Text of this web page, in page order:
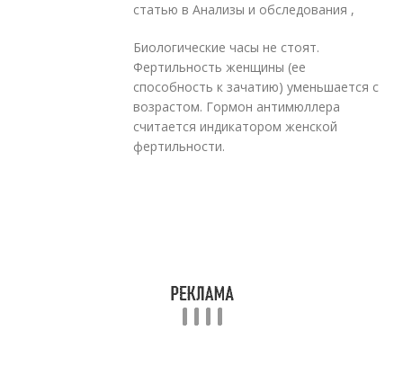
статью в Анализы и обследования ,
Биологические часы не стоят.
Фертильность женщины (ее
способность к зачатию) уменьшается с
возрастом. Гормон антимюллера
считается индикатором женской
фертильности.